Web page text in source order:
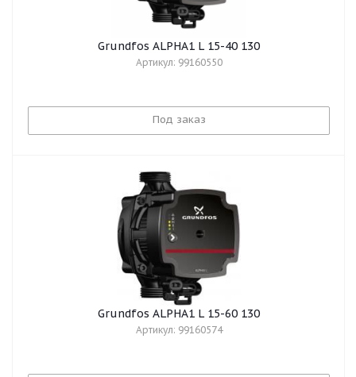
Grundfos ALPHA1 L 15-40 130
Артикул: 99160550
Под заказ
Grundfos ALPHA1 L 15-60 130
Артикул: 99160574